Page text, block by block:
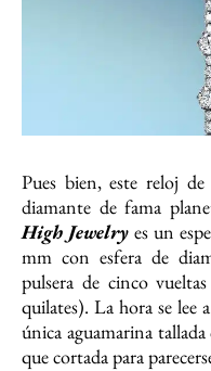
Pues bien, este reloj
diamante de fama
High Jewelry es un
mm con esfera de
pulsera de cinco
quilates). La hora se lee
única aguamarina
que cortada para